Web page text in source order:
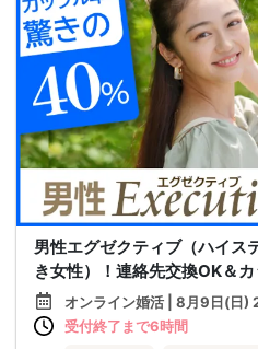
男性エグゼクティブ（ハイス
き女性）！連絡先交換OK＆
オンライン婚活 | 8月9日(日)
受付終了まで6時間